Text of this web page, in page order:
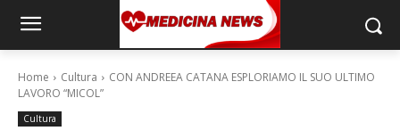
Home Cultura
CON ANDREEA CATANA ESPLORIAMO IL SUO ULTIMO
LAVORO “MICOL”
Cultura